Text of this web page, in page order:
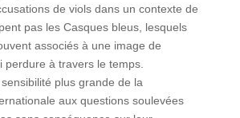
de viols dans un contexte de
pas les Casques bleus, lesquels
associés à une image de
perdure à travers le temps.
plus grande de la
aux questions soulevées